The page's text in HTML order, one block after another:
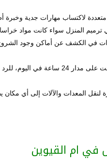
لاكتساب مهارات جدية وخبرة
المنزل سواء كانت مواد
في الكشف عن أماكن وجود
تواجد فريق الدعم الفني طوال
المعدات والآلات إلى أي مكان
في ام القيوين